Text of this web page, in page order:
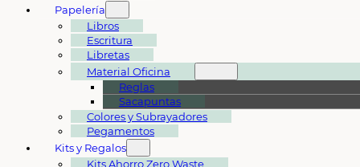
Papelería
Libros
Escritura
Libretas
Material Oficina
Reglas
Sacapuntas
Colores y Subrayadores
Pegamentos
Kits y Regalos
Kits Ahorro Zero Waste